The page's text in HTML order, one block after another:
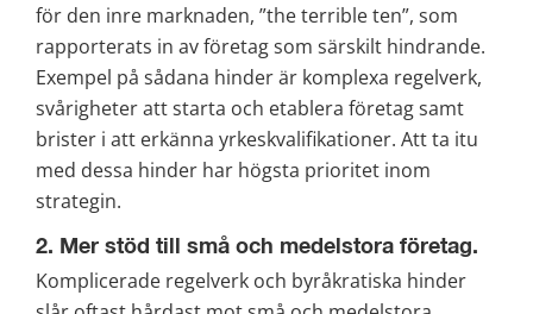
för den inre marknaden, ”the terrible ten”, som
rapporterats in av företag som särskilt hindrande.
Exempel på sådana hinder är komplexa regelverk,
svårigheter att starta och etablera företag samt
brister i att erkänna yrkeskvalifikationer. Att ta itu
med dessa hinder har högsta prioritet inom
strategin.
2. Mer stöd till små och medelstora företag.
Komplicerade regelverk och byråkratiska hinder